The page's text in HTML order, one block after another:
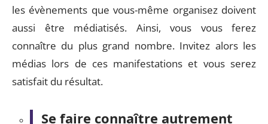
les évènements que vous-même organisez doivent
aussi être médiatisés. Ainsi, vous vous ferez
connaître du plus grand nombre. Invitez alors les
médias lors de ces manifestations et vous serez
satisfait du résultat.
Se faire connaître autrement